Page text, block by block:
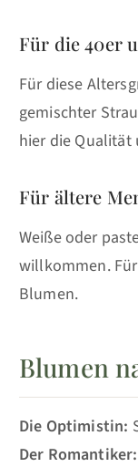
Für die 40er
Für diese
gemischter
hier die Qualität
Für ältere
Weiße oder
willkommen.
Blumen.
Blumen
Die Optimistin:
Der Romantiker: